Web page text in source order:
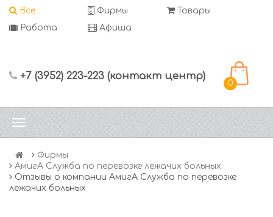
Все Фирмы
Товары
Работа
Афиша
+7 (3952) 223-223 (контакт центр)
0
Фирмы
АмигА Служба по перевозке лежачих больных
Отзывы о компании АмигА Служба по перевозке
лежачих больных